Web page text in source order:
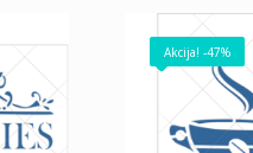
Akcija! -47%